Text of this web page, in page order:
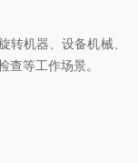
转机器、设备机械、
查等工作场景。